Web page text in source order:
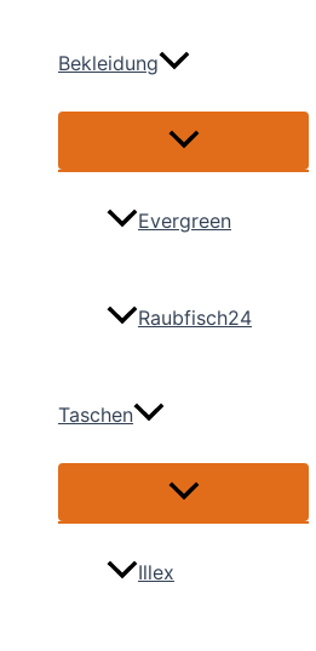
Bekleidung
Menü
Evergreen
Raubfisch24
Taschen
Menü
Illex